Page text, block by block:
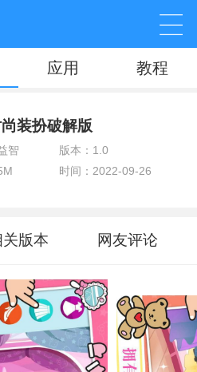
应用 教程
装扮破解版
智
版本：1.0
时间：2022-09-26
关版本 网友评论